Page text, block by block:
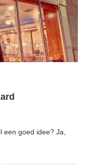
een goed idee? Ja,